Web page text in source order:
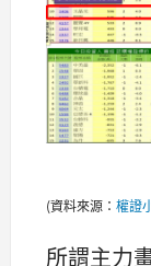
(資料來源： 權證
所謂主力